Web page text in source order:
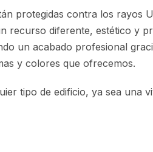
protegidas contra los rayos
recurso diferente, estético y
un acabado profesional
y colores que ofrecemos.
tipo de edificio, ya sea una